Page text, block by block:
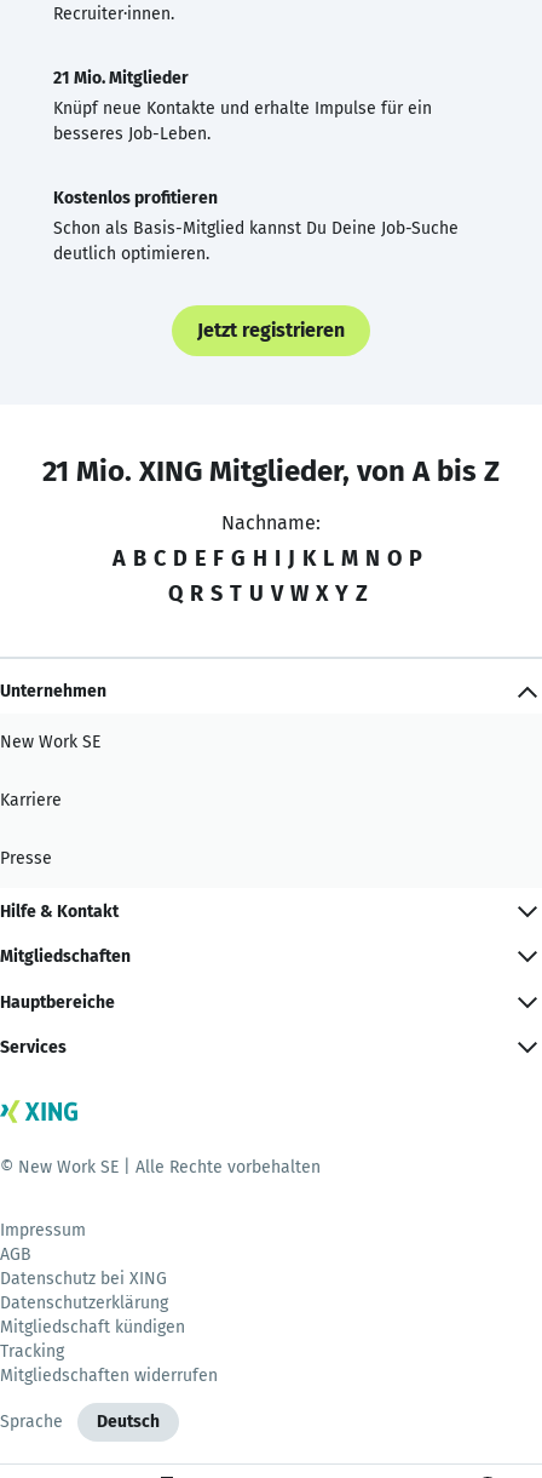
Recruiter·innen.
21 Mio. Mitglieder
Knüpf neue Kontakte und erhalte Impulse für ein
besseres Job-Leben.
Kostenlos profitieren
Schon als Basis-Mitglied kannst Du Deine Job-Suche
deutlich optimieren.
Jetzt registrieren
21 Mio. XING Mitglieder, von A bis Z
Nachname:
A B C D E F G H I J K L M N O P
Q R S T U V W X Y Z
Unternehmen
New Work SE
Karriere
Presse
Hilfe & Kontakt
Mitgliedschaften
Hauptbereiche
Services
© New Work SE | Alle Rechte vorbehalten
Impressum
AGB
Datenschutz bei XING
Datenschutzerklärung
Mitgliedschaft kündigen
Tracking
Mitgliedschaften widerrufen
Sprache Deutsch